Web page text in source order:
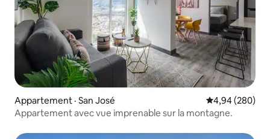
Appartement · San José Note
4,94 (280)
Appartement avec vue imprenable sur la montagne.